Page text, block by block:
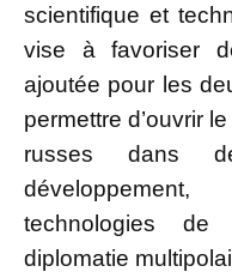
scientifique et
vise à favoriser
ajoutée pour les
permettre d’ouvrir
russes dans
technologies
diplomatie